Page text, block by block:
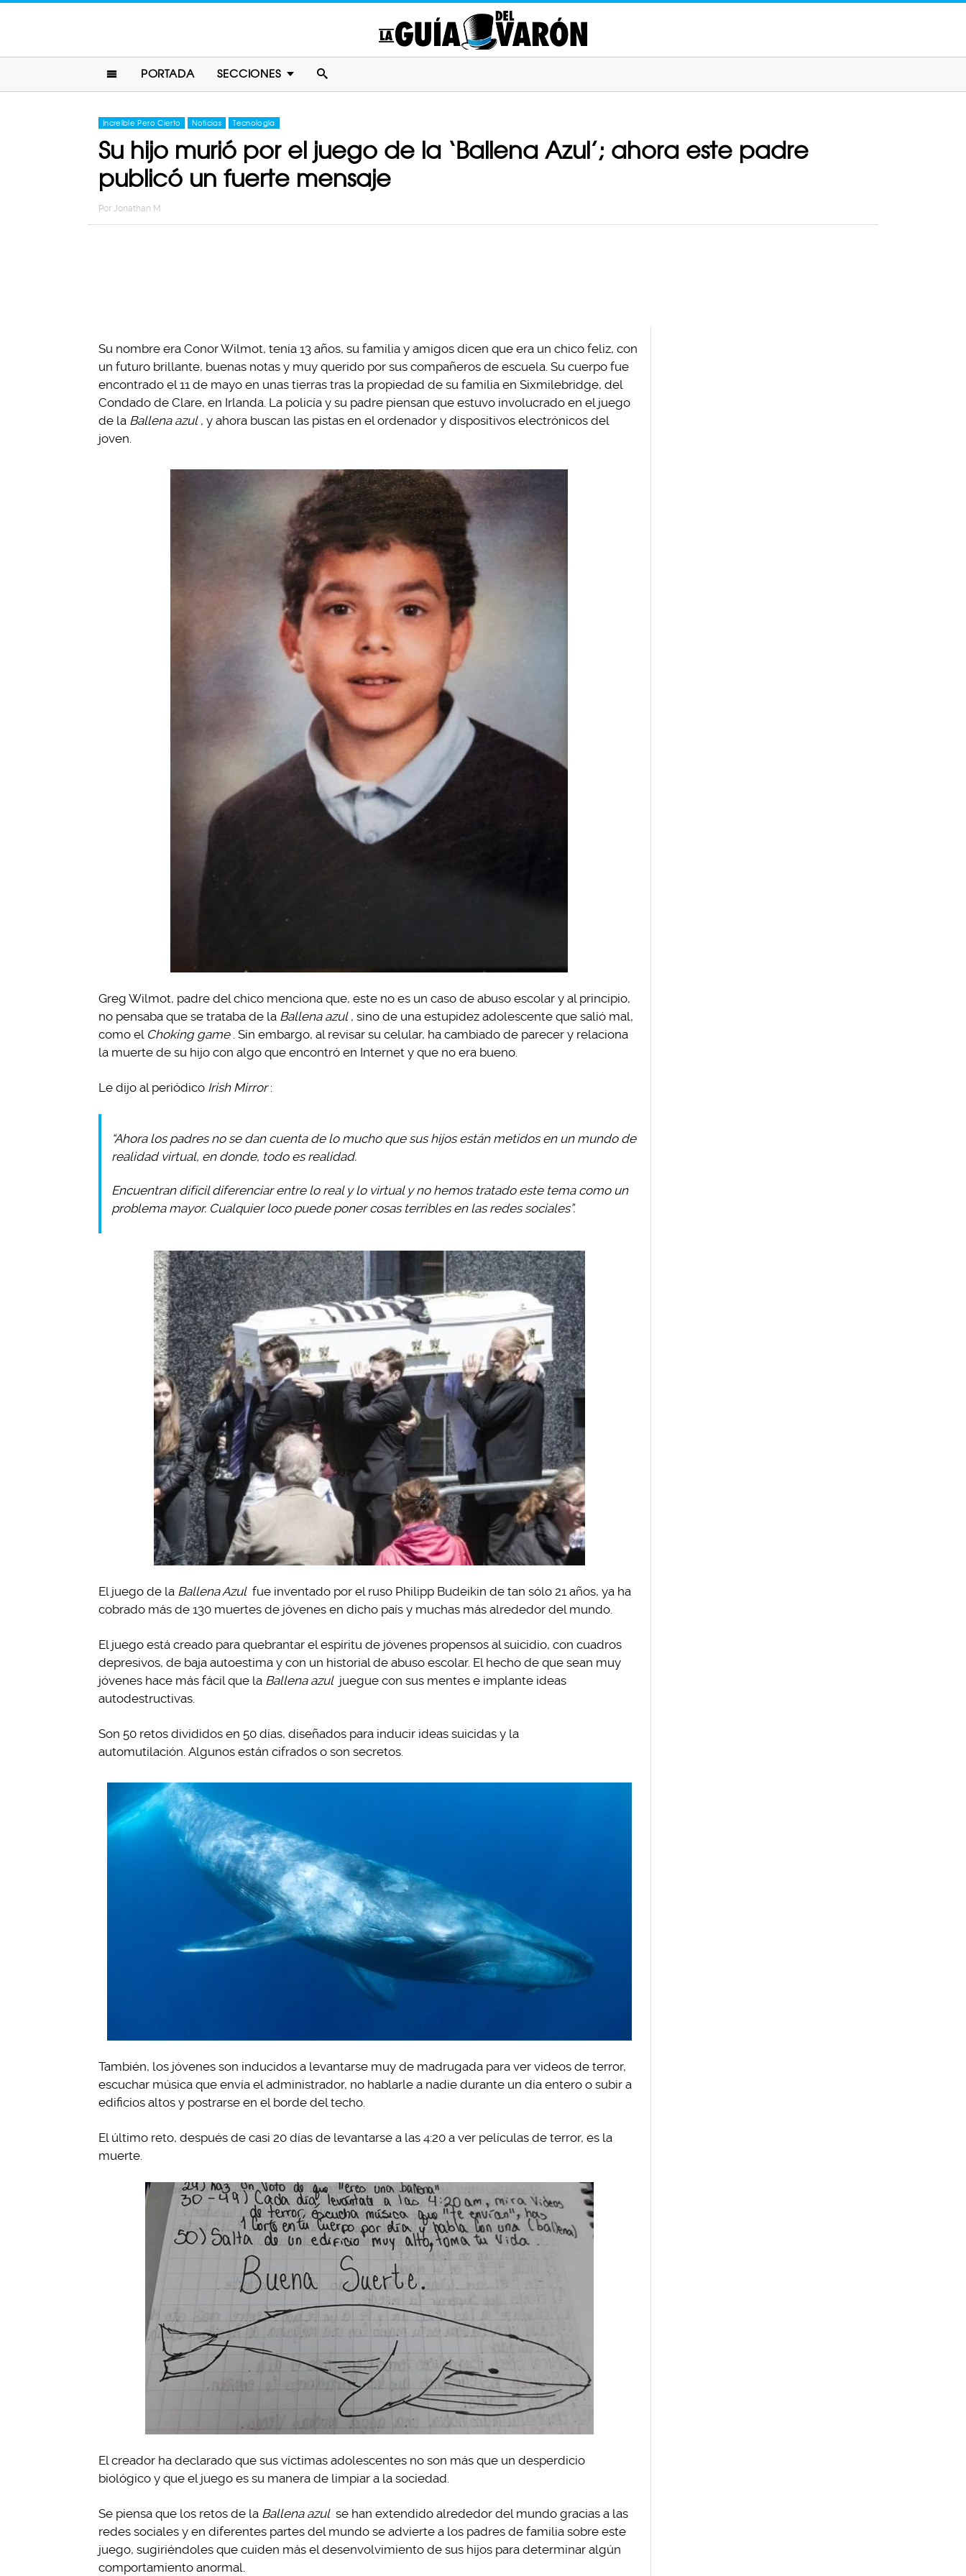
PORTADA SECCIONES
Increíble Pero Cierto Noticias Tecnología
Su hijo murió por el juego de la ‘Ballena Azul’; ahora este padre
publicó un fuerte mensaje
Por Jonathan M
Su nombre era Conor Wilmot, tenía 13 años, su familia y amigos dicen que era un chico feliz, con
un futuro brillante, buenas notas y muy querido por sus compañeros de escuela. Su cuerpo fue
encontrado el 11 de mayo en unas tierras tras la propiedad de su familia en Sixmilebridge, del
Condado de Clare, en Irlanda. La policía y su padre piensan que estuvo involucrado en el juego
de la Ballena azul , y ahora buscan las pistas en el ordenador y dispositivos electrónicos del
joven.
Greg Wilmot, padre del chico menciona que, este no es un caso de abuso escolar y al principio,
no pensaba que se trataba de la Ballena azul , sino de una estupidez adolescente que salió mal,
como el Choking game . Sin embargo, al revisar su celular, ha cambiado de parecer y relaciona
la muerte de su hijo con algo que encontró en Internet y que no era bueno.
Le dijo al periódico Irish Mirror :
“Ahora los padres no se dan cuenta de lo mucho que sus hijos están metidos en un mundo de
realidad virtual, en donde, todo es realidad.
Encuentran difícil diferenciar entre lo real y lo virtual y no hemos tratado este tema como un
problema mayor. Cualquier loco puede poner cosas terribles en las redes sociales”.
El juego de la Ballena Azul fue inventado por el ruso Philipp Budeikin de tan sólo 21 años, ya ha
cobrado más de 130 muertes de jóvenes en dicho país y muchas más alrededor del mundo.
El juego está creado para quebrantar el espíritu de jóvenes propensos al suicidio, con cuadros
depresivos, de baja autoestima y con un historial de abuso escolar. El hecho de que sean muy
jóvenes hace más fácil que la Ballena azul juegue con sus mentes e implante ideas
autodestructivas.
Son 50 retos divididos en 50 días, diseñados para inducir ideas suicidas y la
automutilación. Algunos están cifrados o son secretos.
También, los jóvenes son inducidos a levantarse muy de madrugada para ver videos de terror,
escuchar música que envía el administrador, no hablarle a nadie durante un día entero o subir a
edificios altos y postrarse en el borde del techo.
El último reto, después de casi 20 días de levantarse a las 4:20 a ver películas de terror, es la
muerte.
El creador ha declarado que sus víctimas adolescentes no son más que un desperdicio
biológico y que el juego es su manera de limpiar a la sociedad.
Se piensa que los retos de la Ballena azul se han extendido alrededor del mundo gracias a las
redes sociales y en diferentes partes del mundo se advierte a los padres de familia sobre este
juego, sugiriéndoles que cuiden más el desenvolvimiento de sus hijos para determinar algún
comportamiento anormal.